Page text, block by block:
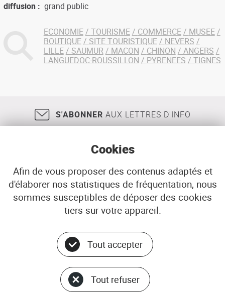
diffusion
grand public
ECONOMIE TOURISME COMMERCE
MUSEE
BOUTIQUE
SITE TOURISTIQUE
NEVERS
LILLE
SAUMUR MACON CHINON
ANGERS
LANGUEDOC-ROUSSILLON
PYRENEES TIGNES
S'ABONNER AUX LETTRES D'INFO
18, rue Jean Jaurès 29200 BREST
02 98 33 51 71
CONTACT
© ADEUPa
PLAN DU SITE
DONNÉES PERSONNELLES
Cookies
Afin de vous proposer des contenus adaptés et
d'élaborer nos statistiques de fréquentation, nous
sommes susceptibles de déposer des cookies
tiers sur votre appareil.
Tout accepter
Tout refuser